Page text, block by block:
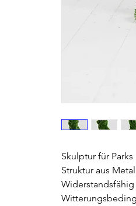
Skulptur für
Struktur aus